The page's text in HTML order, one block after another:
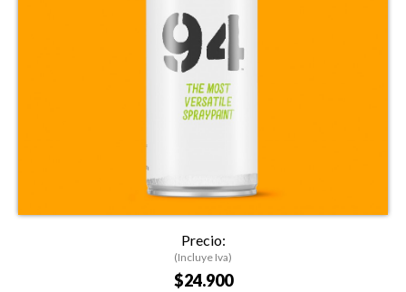
Precio:
(Incluye Iva)
$24.900